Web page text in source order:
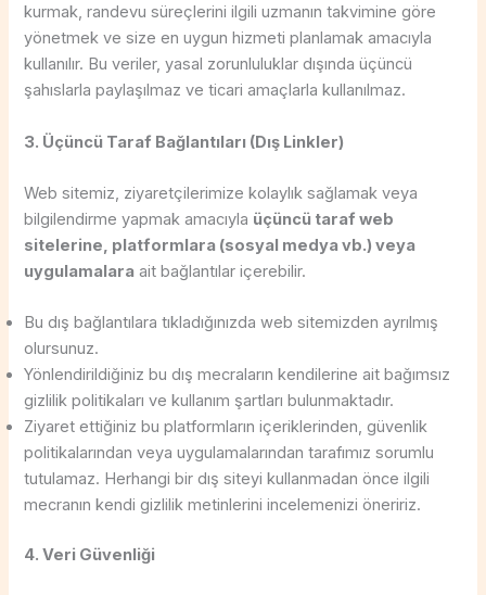
kurmak, randevu süreçlerini ilgili uzmanın takvimine göre
yönetmek ve size en uygun hizmeti planlamak amacıyla
kullanılır. Bu veriler, yasal zorunluluklar dışında üçüncü
şahıslarla paylaşılmaz ve ticari amaçlarla kullanılmaz.
3. Üçüncü Taraf Bağlantıları (Dış Linkler)
Web sitemiz, ziyaretçilerimize kolaylık sağlamak veya
bilgilendirme yapmak amacıyla üçüncü taraf web
sitelerine, platformlara (sosyal medya vb.) veya
uygulamalara ait bağlantılar içerebilir.
Bu dış bağlantılara tıkladığınızda web sitemizden ayrılmış
olursunuz.
Yönlendirildiğiniz bu dış mecraların kendilerine ait bağımsız
gizlilik politikaları ve kullanım şartları bulunmaktadır.
Ziyaret ettiğiniz bu platformların içeriklerinden, güvenlik
politikalarından veya uygulamalarından tarafımız sorumlu
tutulamaz. Herhangi bir dış siteyi kullanmadan önce ilgili
mecranın kendi gizlilik metinlerini incelemenizi öneririz.
4. Veri Güvenliği